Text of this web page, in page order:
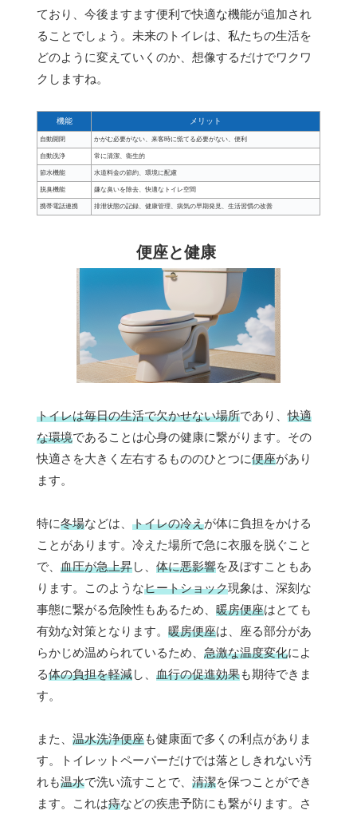
ており、今後ますます便利で快適な機能が追加され
ることでしょう。未来のトイレは、私たちの生活を
どのように変えていくのか、想像するだけでワクワ
クしますね。
機能 メリット
自動開閉 かがむ必要がない、来客時に慌てる必要がない、便利
自動洗浄 常に清潔、衛生的
節水機能 水道料金の節約、環境に配慮
脱臭機能 嫌な臭いを除去、快適なトイレ空間
携帯電話連携 排泄状態の記録、健康管理、病気の早期発見、生活習慣の改善
便座と健康
トイレは毎日の生活で欠かせない場所であり、快適
な環境であることは心身の健康に繋がります。その
快適さを大きく左右するもののひとつに便座があり
ます。
特に冬場などは、 トイレの冷えが体に負担をかける
ことがあります。冷えた場所で急に衣服を脱ぐこと
で、 血圧が急上昇し、 体に悪影響を及ぼすこともあ
ります。このようなヒートショック現象は、深刻な
事態に繋がる危険性もあるため、 暖房便座はとても
有効な対策となります。 暖房便座は、座る部分があ
らかじめ温められているため、 急激な温度変化によ
る体の負担を軽減し、 血行の促進効果も期待できま
す。
また、 温水洗浄便座も健康面で多くの利点がありま
す。トイレットペーパーだけでは落としきれない汚
れも温水で洗い流すことで、 清潔を保つことができ
ます。これは痔などの疾患予防にも繋がります。さ